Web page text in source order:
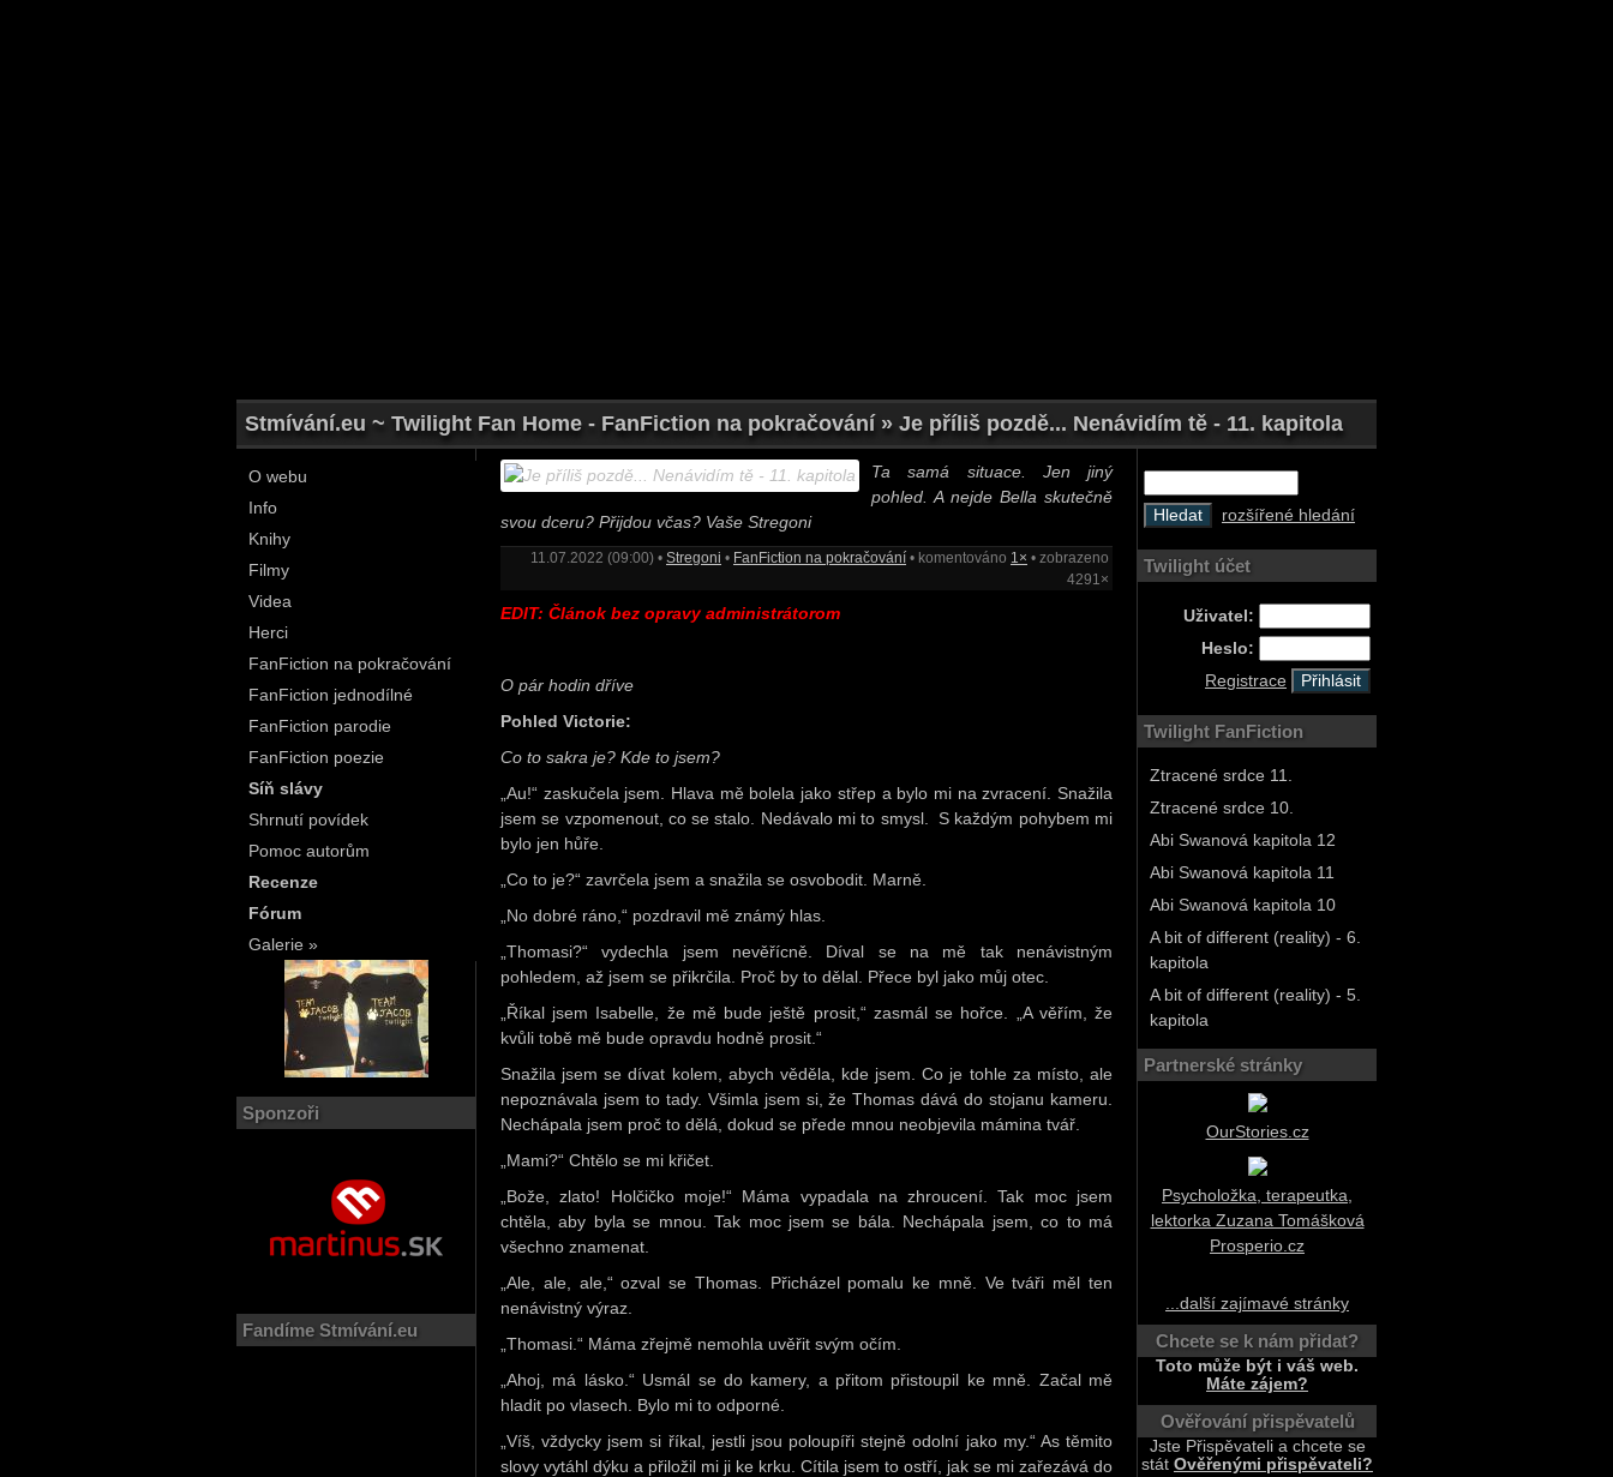
Stmívání.eu ~ Twilight Fan Home - FanFiction na pokračování » Je příliš pozdě... Nenávidím tě - 11. kapitola
O webu
Info
Knihy
Filmy
Videa
Herci
FanFiction na pokračování
FanFiction jednodílné
FanFiction parodie
FanFiction poezie
Síň slávy
Shrnutí povídek
Pomoc autorům
Recenze
Fórum
Galerie »
Sponzoři
Fandíme Stmívání.eu
Ta samá situace. Jen jiný
pohled. A nejde Bella skutečně
svou dceru? Přijdou včas? Vaše Stregoni
11.07.2022 (09:00) • Stregoni • FanFiction na pokračování • komentováno 1× • zobrazeno
4291×
EDIT: Článok bez opravy administrátorom
O pár hodin dříve
Pohled Victorie:
Co to sakra je? Kde to jsem?
„Au!“ zaskučela jsem. Hlava mě bolela jako střep a bylo mi na zvracení. Snažila
jsem se vzpomenout, co se stalo. Nedávalo mi to smysl. S každým pohybem mi
bylo jen hůře.
„Co to je?“ zavrčela jsem a snažila se osvobodit. Marně.
„No dobré ráno,“ pozdravil mě známý hlas.
„Thomasi?“ vydechla jsem nevěřícně. Díval se na mě tak nenávistným
pohledem, až jsem se přikrčila. Proč by to dělal. Přece byl jako můj otec.
„Říkal jsem Isabelle, že mě bude ještě prosit,“ zasmál se hořce. „A věřím, že
kvůli tobě mě bude opravdu hodně prosit.“
Snažila jsem se dívat kolem, abych věděla, kde jsem. Co je tohle za místo, ale
nepoznávala jsem to tady. Všimla jsem si, že Thomas dává do stojanu kameru.
Nechápala jsem proč to dělá, dokud se přede mnou neobjevila mámina tvář.
„Mami?“ Chtělo se mi křičet.
„Bože, zlato! Holčičko moje!“ Máma vypadala na zhroucení. Tak moc jsem
chtěla, aby byla se mnou. Tak moc jsem se bála. Nechápala jsem, co to má
všechno znamenat.
„Ale, ale, ale,“ ozval se Thomas. Přicházel pomalu ke mně. Ve tváři měl ten
nenávistný výraz.
„Thomasi.“ Máma zřejmě nemohla uvěřit svým očím.
„Ahoj, má lásko.“ Usmál se do kamery, a přitom přistoupil ke mně. Začal mě
hladit po vlasech. Bylo mi to odporné.
„Víš, vždycky jsem si říkal, jestli jsou poloupíři stejně odolní jako my.“ As těmito
slovy vytáhl dýku a přiložil mi ji ke krku. Cítila jsem to ostří, jak se mi zařezává do
rozšířené hledání
Twilight účet
Uživatel:
Heslo:
Registrace
Twilight FanFiction
Ztracené srdce 11.
Ztracené srdce 10.
Abi Swanová kapitola 12
Abi Swanová kapitola 11
Abi Swanová kapitola 10
A bit of different (reality) - 6.
kapitola
A bit of different (reality) - 5.
kapitola
Partnerské stránky
OurStories.cz
Psycholožka, terapeutka,
lektorka Zuzana Tomášková
Prosperio.cz
...další zajímavé stránky
Chcete se k nám přidat?
Toto může být i váš web.
Máte zájem?
Ověřování přispěvatelů
Jste Přispěvateli a chcete se
stát Ověřenými přispěvateli?